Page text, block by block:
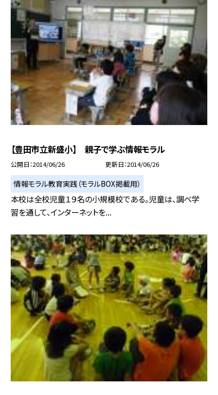
【豊田市立新盛小】 親子で学ぶ情報モラル
公開日 2014/06/26 更新日 2014/06/26
情報モラル教育実践（モラルBOX掲載用）
本校は全校児童１９名の小規模校である。児童は、調べ学
習を通して、インターネットを...